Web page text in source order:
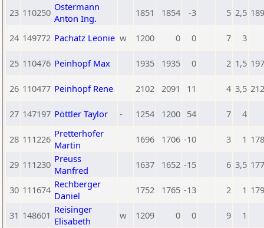
23 110250 Ostermann
Anton Ing.
1851 1854 -3 5 2,5
24 149772 Pachatz Leonie w 1200 0 0 7 3
25 110476 Peinhopf Max 1935 1935 0 2 1,5
26 110477 Peinhopf Rene 2102 2091 11 4 3,5
27 147197 Pöttler Taylor - 1254 1200 54 7 4
28 111226 Pretterhofer
Martin
1696 1706 -10 3 1
29 111230 Preuss
Manfred
1637 1652 -15 6 3,5
30 111674 Rechberger
Daniel
1752 1765 -13 2 1
31 148601 Reisinger
Elisabeth
w 1209 0 0 9 1